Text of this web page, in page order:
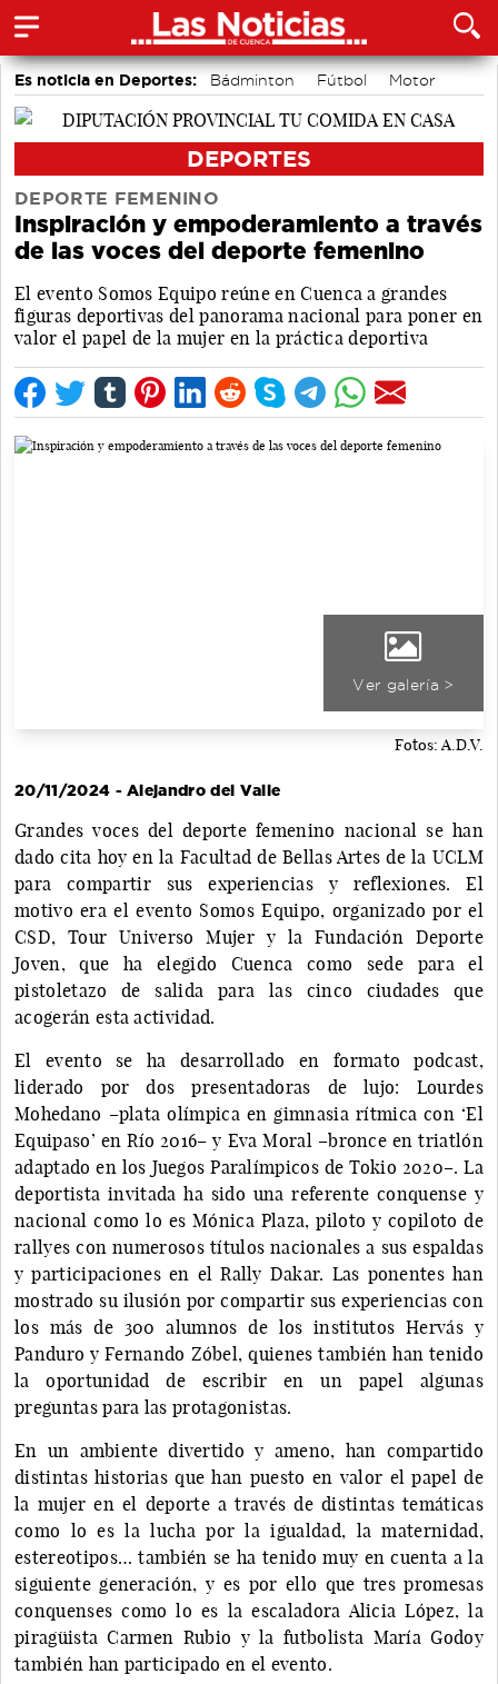
Es noticia en Deportes: Bádminton Fútbol
Motor
Piragüismo
Bolos conquenses
DEPORTES
DEPORTE FEMENINO
Inspiración y empoderamiento a través
de las voces del deporte femenino
El evento Somos Equipo reúne en Cuenca a grandes
figuras deportivas del panorama nacional para poner en
valor el papel de la mujer en la práctica deportiva
Ver galería >
Fotos: A.D.V.
20/11/2024 - Alejandro del Valle
Grandes voces del deporte femenino nacional se han
dado cita hoy en la Facultad de Bellas Artes de la UCLM
para compartir sus experiencias y reflexiones. El
motivo era el evento Somos Equipo, organizado por el
CSD, Tour Universo Mujer y la Fundación Deporte
Joven, que ha elegido Cuenca como sede para el
pistoletazo de salida para las cinco ciudades que
acogerán esta actividad.
El evento se ha desarrollado en formato podcast,
liderado por dos presentadoras de lujo: Lourdes
Mohedano –plata olímpica en gimnasia rítmica con ‘El
Equipaso’ en Río 2016– y Eva Moral –bronce en triatlón
adaptado en los Juegos Paralímpicos de Tokio 2020­–. La
deportista invitada ha sido una referente conquense y
nacional como lo es Mónica Plaza, piloto y copiloto de
rallyes con numerosos títulos nacionales a sus espaldas
y participaciones en el Rally Dakar. Las ponentes han
mostrado su ilusión por compartir sus experiencias con
los más de 300 alumnos de los institutos Hervás y
Panduro y Fernando Zóbel, quienes también han tenido
la oportunidad de escribir en un papel algunas
preguntas para las protagonistas.
En un ambiente divertido y ameno, han compartido
distintas historias que han puesto en valor el papel de
la mujer en el deporte a través de distintas temáticas
como lo es la lucha por la igualdad, la maternidad,
estereotipos… también se ha tenido muy en cuenta a la
siguiente generación, y es por ello que tres promesas
conquenses como lo es la escaladora Alicia López, la
piragüista Carmen Rubio y la futbolista María Godoy
también han participado en el evento.